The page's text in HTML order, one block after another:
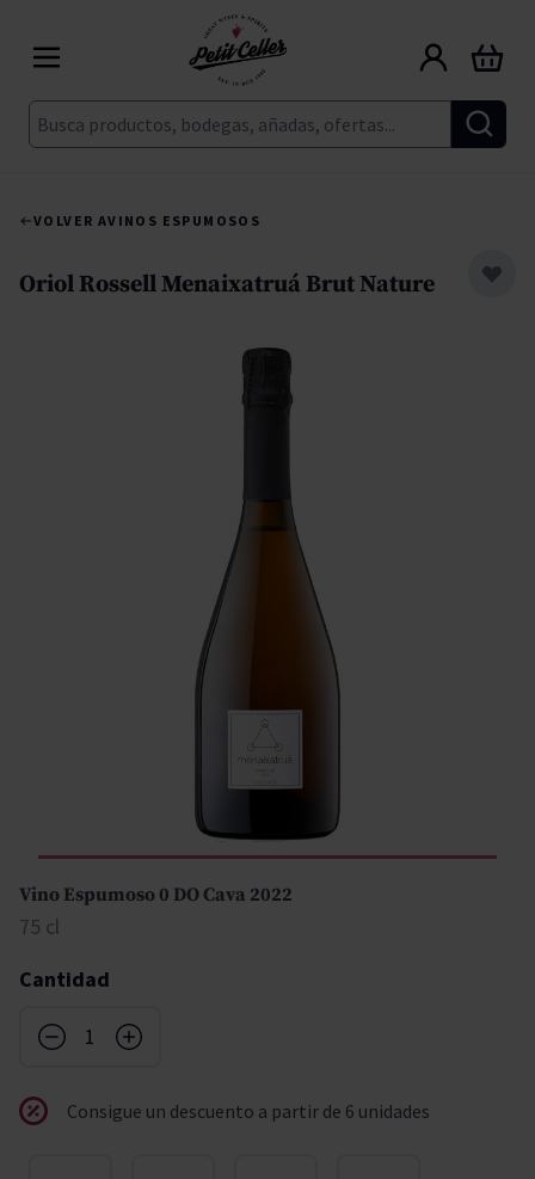
Buscar
Carrito
VOLVER AVINOS ESPUMOSOS
Oriol Rossell Menaixatruá Brut Nature
Vino Espumoso 0 DO Cava 2022
75 cl
Cantidad
Consigue un descuento a partir de 6 unidades